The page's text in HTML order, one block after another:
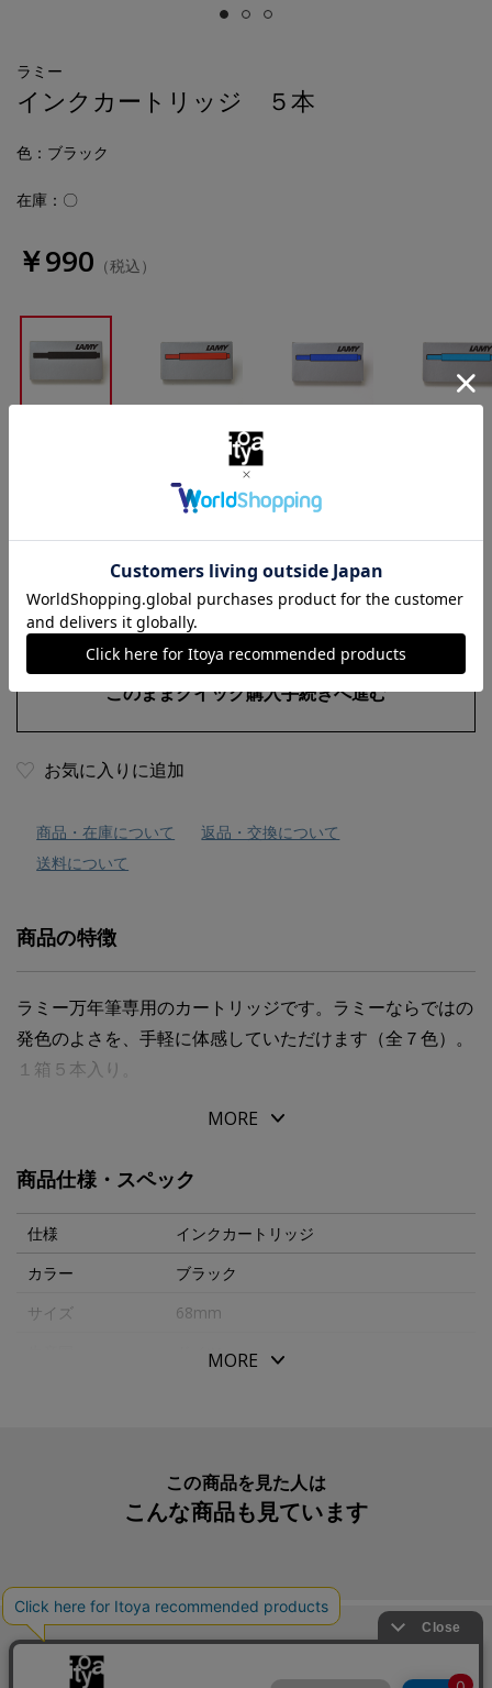
ラミー
インクカートリッジ ５本
色 ：ブラック
在庫：〇
￥990 （税込）
お気に入りに追加
商品・在庫について
返品・交換について
送料について
商品の特徴
ラミー万年筆専用のカートリッジです。ラミーならではの
発色のよさを、手軽に体感していただけます（全７色）。
１箱５本入り。
MORE
商品仕様・スペック
仕様
インクカートリッジ
カラー
ブラック
サイズ
68mm
ドイツMORE
この商品を見た人は
こんな商品も見ています